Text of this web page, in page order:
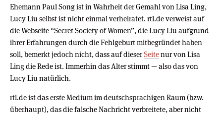
Ehemann Paul Song ist in Wahrheit der Gemahl von Lisa Ling,
Lucy Liu selbst ist nicht einmal verheiratet. rtl.de verweist auf
die Webseite “Secret Society of Women”, die Lucy Liu aufgrund
ihrer Erfahrungen durch die Fehlgeburt mitbegründet haben
soll, bemerkt jedoch nicht, dass auf dieserSeitenur von Lisa
Ling die Rede ist. Immerhin das Alter stimmt — also das von
Lucy Liu natürlich.
rtl.de ist das erste Medium im deutschsprachigen Raum (bzw.
überhaupt), das die falsche Nachricht verbreitete, aber nicht